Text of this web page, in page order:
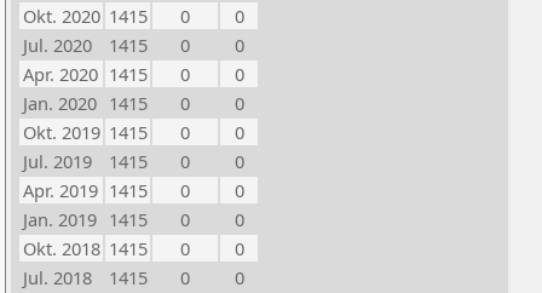
Okt. 2020 1415 0
0
Jul. 2020
1415 0
0
Apr. 2020 1415 0
0
Jan. 2020 1415 0
0
Okt. 2019 1415 0
0
Jul. 2019
1415 0
0
Apr. 2019 1415 0
0
Jan. 2019 1415 0
0
Okt. 2018 1415 0
0
Jul. 2018
1415 0
0